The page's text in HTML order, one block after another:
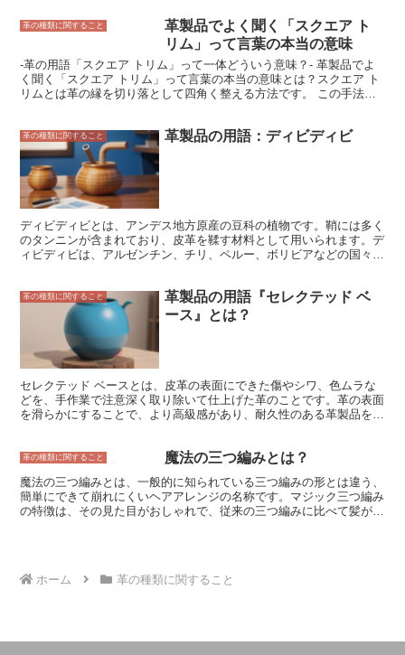
において重要な役割を果たしており、また、その可愛らしい見た目で
オットセイは、アシカ科ミナミアフリカオットセイ属の哺乳類です。
体長はオスで約2メートル、メスで約1.5メートルです。体重はオスで
約200キログラム、メスで約100キログラムです。ミナミアフリカオ
ットセイは、短く密集した体毛を持ち、色は黒または茶色です。耳介
は、南アフリカ、ナミビア、アンゴラ沿岸に生息しています。ミナミ
アフリカオットセイは、群れで生活し、主に魚やイカを食べます。ミ
ナミアフリカオットセイは、その生態系において重要な役割を果たし
ており、また、その可愛らしい見た目で人気があります。
革の種類に関すること
革製品でよく聞く「スクエア ト
リム」って言葉の本当の意味
-革の用語「スクエア トリム」って一体どういう意味？- 革製品でよ
く聞く「スクエア トリム」って言葉の本当の意味とは？スクエア ト
リムとは革の縁を切り落として四角く整える方法です。 この手法
トなど、様々な革製品に使用されています。スクエア トリムは、革
の縁をよりシャープで洗練された外観にし、革製品の耐久性を高めま
す。
革の種類に関すること 革製品の用語：ディビディビ
ディビディビとは、アンデス地方原産の豆科の植物です。鞘には多く
のタンニンが含まれており、皮革を鞣す材料として用いられます。デ
ィビディビは、アルゼンチン、チリ、ペルー、ボリビアなどの国々で
ら黒褐色まで、さまざまな色をしています。ディビディビの種は、硬
くて苦いため、食用には適しません。 ディビディビの鞘には、約30
～50％のタンニンが含まれています。タンニンは、タンパク質と結
合して革を硬くする成分です。ディビディビのタンニンは、革に柔軟
性と耐久性を与えるため、皮革製品の製造に広く使用されています。
ディビディビは、靴、バッグ、財布、ベルトなどの皮革製品の製造に
用いられます。また、家具や楽器の製造にも使用されます。
革の種類に関すること
革製品の用語『セレクテッド ベ
ース』とは？
セレクテッド ベースとは、皮革の表面にできた傷やシワ、色ムラな
どを、手作業で注意深く取り除いて仕上げた革のことです。革の表面
を滑らかにすることで、より高級感があり、耐久性のある革製品を作
いです。そのため、革製品をより安く手に入れることができるという
レインレザーよりも耐久性が低いというデメリットもあります。これ
は、セレクテッド ベースの革は、表面を削って傷やシワ、色ムラを
取り除いているため、フルグレインレザーよりも薄く、破れやすくな
の用途に合わせて、フルグレインレザーとセレクテッド ベースの革
を比較検討することが大切です。
革の種類に関すること 魔法の三つ編みとは？
魔法の三つ編みとは、一般的に知られている三つ編みの形とは違う、
簡単にできて崩れにくいヘアアレンジの名称です。マジック三つ編み
の特徴は、その見た目がおしゃれで、従来の三つ編みに比べて髪が崩
ホーム 革の種類に関すること